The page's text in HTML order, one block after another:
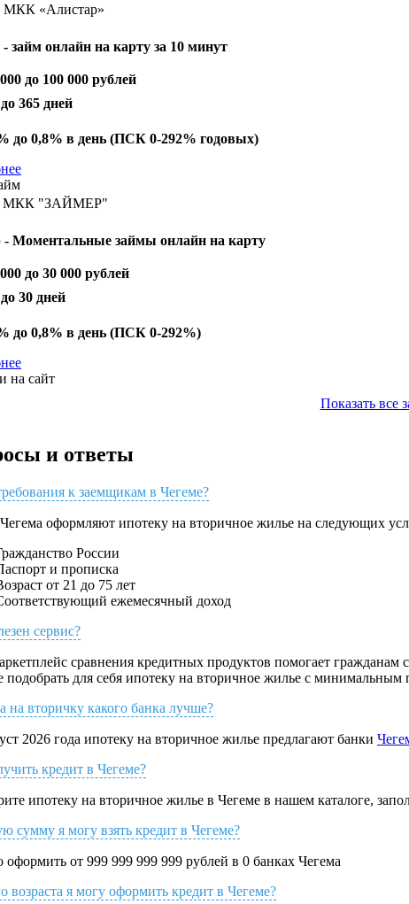
«Алистар»
займ онлайн на карту за 10 минут
до 100 000 рублей
365 дней
до 0,8% в день (ПСК 0-292% годовых)
"ЗАЙМЕР"
- Моментальные займы онлайн на карту
до 30 000 рублей
30 дней
до 0,8% в день (ПСК 0-292%)
на сайт
Показать все
и ответы
к заемщикам в Чегеме?
оформляют ипотеку на вторичное жилье на следующих
России
и прописка
от 21 до 75 лет
ежемесячный доход
сервис?
сравнения кредитных продуктов помогает
подобрать для себя ипотеку на вторичное жилье с
на вторичку какого банка лучше?
2026 года ипотеку на вторичное жилье предлагают банки
кредит в Чегеме?
ипотеку на вторичное жилье в Чегеме в нашем каталоге,
сумму я могу взять кредит в Чегеме?
от 999 999 999 999 рублей в 0 банках Чегема
возраста я могу оформить кредит в Чегеме?